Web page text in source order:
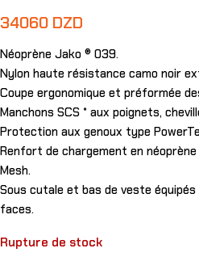
34060 DZD
Néoprène Jako ® 039.
Nylon haute résistance camo noir
Coupe ergonomique et préformée
Manchons SCS * aux poignets,
Protection aux genoux type
Renfort de chargement en
Mesh.
Sous cutale et bas de veste équipés
faces.
Rupture de stock